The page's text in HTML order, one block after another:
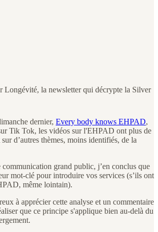
Longévité, la newsletter qui décrypte la Silver
dernier, Every body knows EHPAD,
Tik Tok, les vidéos sur l'EHPAD ont plus de
d’autres thèmes, moins identifiés, de la
grand public, j’en conclus que
mot-clé pour introduire vos services (s’ils ont
même lointain).
à apprécier cette analyse et un commentaire
que ce principe s'applique bien au-delà du